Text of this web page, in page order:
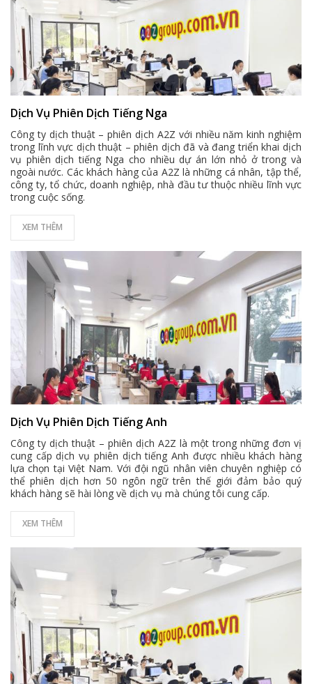
Dịch Vụ Phiên Dịch Tiếng Nga
Công ty dịch thuật – phiên dịch A2Z với nhiều năm kinh nghiệm
trong lĩnh vực dịch thuật – phiên dịch đã và đang triển khai dịch
vụ phiên dịch tiếng Nga cho nhiều dự án lớn nhỏ ở trong và
ngoài nước. Các khách hàng của A2Z là những cá nhân, tập thể,
công ty, tổ chức, doanh nghiệp, nhà đầu tư thuộc nhiều lĩnh vực
trong cuộc sống.
XEM THÊM
Dịch Vụ Phiên Dịch Tiếng Anh
Công ty dịch thuật – phiên dịch A2Z là một trong những đơn vị
cung cấp dịch vụ phiên dịch tiếng Anh được nhiều khách hàng
lựa chọn tại Việt Nam. Với đội ngũ nhân viên chuyên nghiệp có
thể phiên dịch hơn 50 ngôn ngữ trên thế giới đảm bảo quý
khách hàng sẽ hài lòng về dịch vụ mà chúng tôi cung cấp.
XEM THÊM